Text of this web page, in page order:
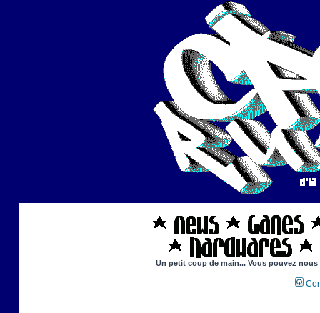
Un petit coup de main... Vous pouvez